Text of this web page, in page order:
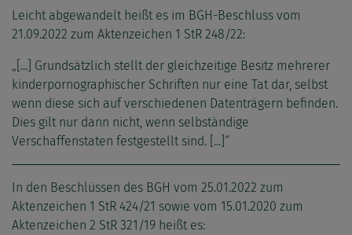
Leicht abgewandelt heißt es im BGH-Beschluss vom
21.09.2022 zum Aktenzeichen 1 StR 248/22:
„[...] Grundsätzlich stellt der gleichzeitige Besitz mehrerer
kinderpornographischer Schriften nur eine Tat dar, selbst
wenn diese sich auf verschiedenen Datenträgern befinden.
Dies gilt nur dann nicht, wenn selbständige
Verschaffenstaten festgestellt sind. [...]“
In den Beschlüssen des BGH vom 25.01.2022 zum
Aktenzeichen 1 StR 424/21 sowie vom 15.01.2020 zum
Aktenzeichen 2 StR 321/19 heißt es: